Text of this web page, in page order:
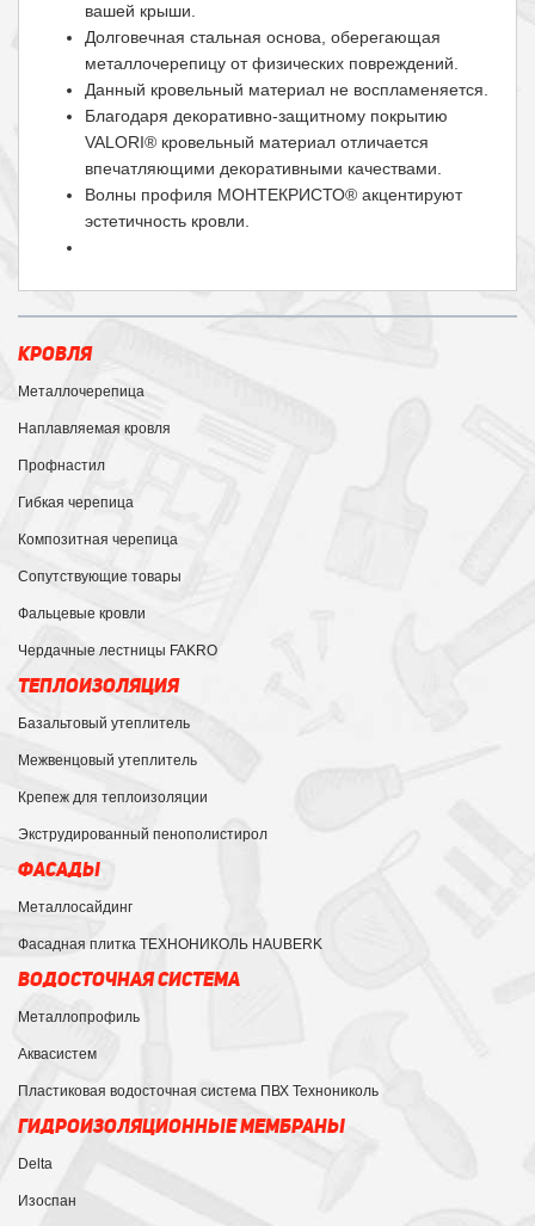
вашей крыши.
Долговечная стальная основа, оберегающая
металлочерепицу от физических повреждений.
Данный кровельный материал не воспламеняется.
Благодаря декоративно-защитному покрытию
VALORI® кровельный материал отличается
впечатляющими декоративными качествами.
Волны профиля МОНТЕКРИСТО® акцентируют
эстетичность кровли.
КРОВЛЯ
Металлочерепица
Наплавляемая кровля
Профнастил
Гибкая черепица
Композитная черепица
Сопутствующие товары
Фальцевые кровли
Чердачные лестницы FAKRO
ТЕПЛОИЗОЛЯЦИЯ
Базальтовый утеплитель
Межвенцовый утеплитель
Крепеж для теплоизоляции
Экструдированный пенополистирол
ФАСАДЫ
Металлосайдинг
Фасадная плитка ТЕХНОНИКОЛЬ HAUBERK
ВОДОСТОЧНАЯ СИСТЕМА
Металлопрофиль
Аквасистем
Пластиковая водосточная система ПВХ Технониколь
ГИДРОИЗОЛЯЦИОННЫЕ МЕМБРАНЫ
Delta
Изоспан